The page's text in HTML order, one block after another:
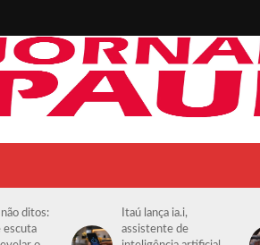
ditos:
escuta
Itaú lança ia.i,
assistente de